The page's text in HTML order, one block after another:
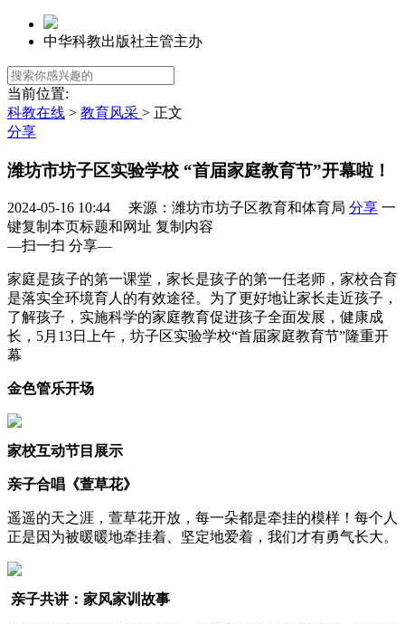
中华科教出版社主管主办
当前位置:
科教在线 > 教育风采 > 正文
分享
潍坊市坊子区实验学校 “首届家庭教育节”开幕啦！
2024-05-16 10:44 来源：潍坊市坊子区教育和体育局 分享 一
键复制本页标题和网址 复制内容
—扫一扫 分享—
家庭是孩子的第一课堂，家长是孩子的第一任老师，家校合育
是落实全环境育人的有效途径。为了更好地让家长走近孩子，
了解孩子，实施科学的家庭教育促进孩子全面发展，健康成
长，5月13日上午，坊子区实验学校“首届家庭教育节”隆重开
幕
金色管乐开场
家校互动节目展示
亲子合唱《萱草花》
遥遥的天之涯，萱草花开放，每一朵都是牵挂的模样！每个人
正是因为被暖暖地牵挂着、坚定地爱着，我们才有勇气长大。
亲子共讲： 家风家训故事